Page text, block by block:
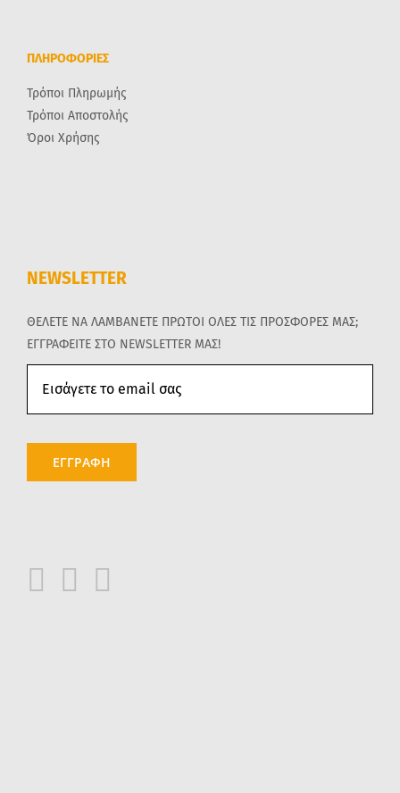
ΠΛΗΡΟΦΟΡΙΕΣ
Τρόποι Πληρωμής
Τρόποι Αποστολής
Όροι Χρήσης
NEWSLETTER
ΘΕΛΕΤΕ ΝΑ ΛΑΜΒΑΝΕΤΕ ΠΡΩΤΟΙ ΟΛΕΣ ΤΙΣ ΠΡΟΣΦΟΡΕΣ ΜΑΣ;
ΕΓΓΡΑΦΕΙΤΕ ΣΤΟ NEWSLETTER ΜΑΣ!
ΕΓΓΡΑΦΗ